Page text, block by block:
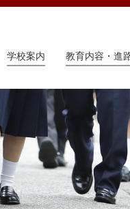
学校案内 教育内容・進